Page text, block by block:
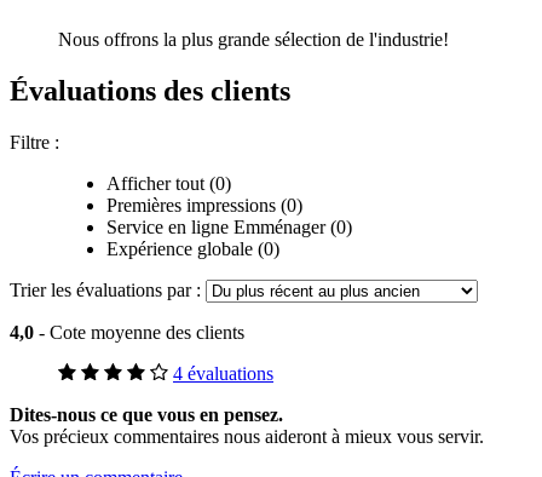
Nous offrons la plus grande sélection de l'industrie!
Évaluations des clients
Filtre :
Afficher tout (0)
Premières impressions (0)
Service en ligne Emménager (0)
Expérience globale (0)
Trier les évaluations par :
4,0 - Cote moyenne des clients
4 évaluations
Dites-nous ce que vous en pensez.
Vos précieux commentaires nous aideront à mieux vous servir.